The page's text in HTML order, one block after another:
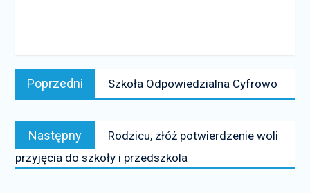
Nawigacja
wpisu
Poprzedni
Poprzedni
news:
Szkoła Odpowiedzialna Cyfrowo
Następny
news:
Rodzicu, złóż potwierdzenie woli
przyjęcia do szkoły i przedszkola